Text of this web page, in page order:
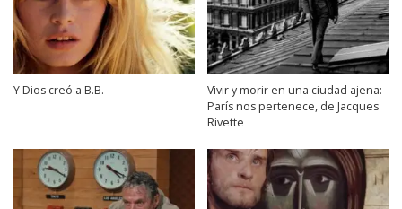
Y Dios creó a B.B.
Vivir y morir en una ciudad ajena:
París nos pertenece, de Jacques
Rivette